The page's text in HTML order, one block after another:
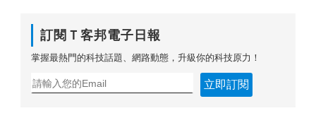
訂閱Ｔ客邦電子日報
掌握最熱門的科技話題、網路動態，升級你的科技原力！
立即訂閱